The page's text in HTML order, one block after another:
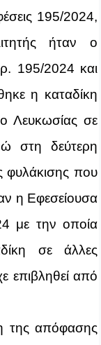
195/2024,
ήταν ο
195/2024 και
η καταδίκη
Λευκωσίας σε
στη δεύτερη
φυλάκισης που
η Εφεσείουσα
με την οποία
σε άλλες
επιβληθεί από
της απόφασης